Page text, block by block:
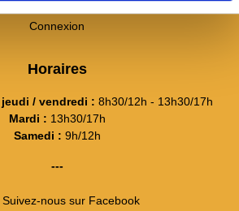
Connexion
Horaires
/ vendredi : 8h30/12h - 13h30/17h
Mardi : 13h30/17h
Samedi : 9h/12h
---
Suivez-nous sur Facebook